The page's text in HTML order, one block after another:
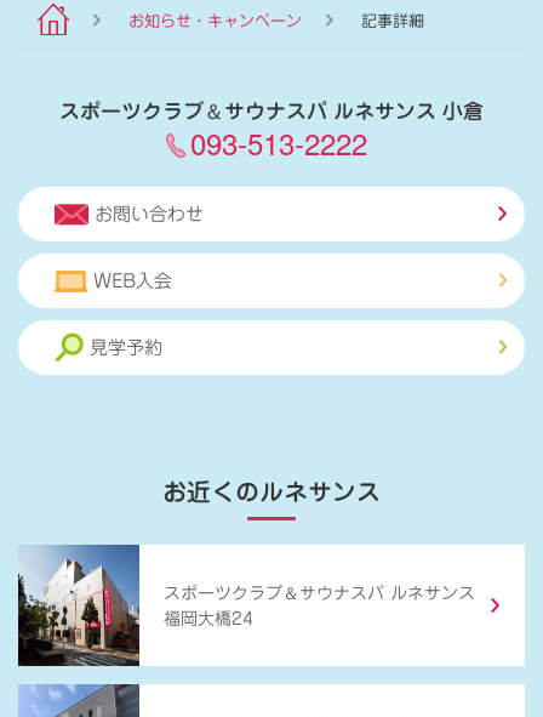
お知らせ・キャンペーン 記事詳細
スポーツクラブ＆サウナスパ ルネサンス 小倉
093-513-2222
お問い合わせ
WEB入会
見学予約
お近くのルネサンス
スポーツクラブ ＆ サウナスパ ルネサンス
福岡大橋24